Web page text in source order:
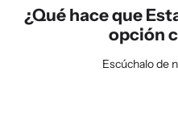
¿Qué hace que
opción
Escúchalo de